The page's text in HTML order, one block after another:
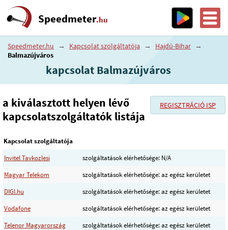
Speedmeter.hu
Speedmeter.hu → Kapcsolat szolgáltatója → Hajdú-Bihar →
Balmazújváros
kapcsolat Balmazújváros
REGISZTRÁCIÓ ISP
a kiválasztott helyen lévő
kapcsolatszolgáltatók listája
Kapcsolat szolgáltatója
Invitel Tavkozlesi
szolgáltatások elérhetősége: N/A
Magyar Telekom
szolgáltatások elérhetősége: az egész kerületet
DIGI.hu
szolgáltatások elérhetősége: az egész kerületet
Vodafone
szolgáltatások elérhetősége: az egész kerületet
Telenor Magyarország
szolgáltatások elérhetősége: az egész kerületet